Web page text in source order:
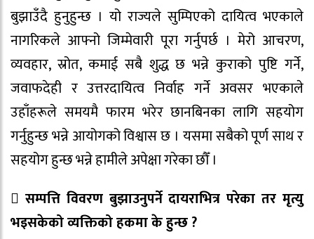
बुझाउँदै हुनुहुन्छ । यो राज्यले सुम्पिएको दायित्व भएकाले
नागरिकले आफ्नो जिम्मेवारी पूरा गर्नुपर्छ । मेरो आचरण,
व्यवहार, स्रोत, कमाई सबै शुद्ध छ भन्ने कुराको पुष्टि गर्ने,
जवाफदेही र उत्तरदायित्व निर्वाह गर्ने अवसर भएकाले
उहाँहरूले समयमै फारम भरेर छानबिनका लागि सहयोग
गर्नुहुन्छ भन्ने आयोगको विश्वास छ । यसमा सबैको पूर्ण साथ र
सहयोग हुन्छ भन्ने हामीले अपेक्षा गरेका छौँ ।
 सम्पत्ति विवरण बुझाउनुपर्ने दायराभित्र परेका तर मृत्यु
भइसकेको व्यक्तिको हकमा के हुन्छ ?